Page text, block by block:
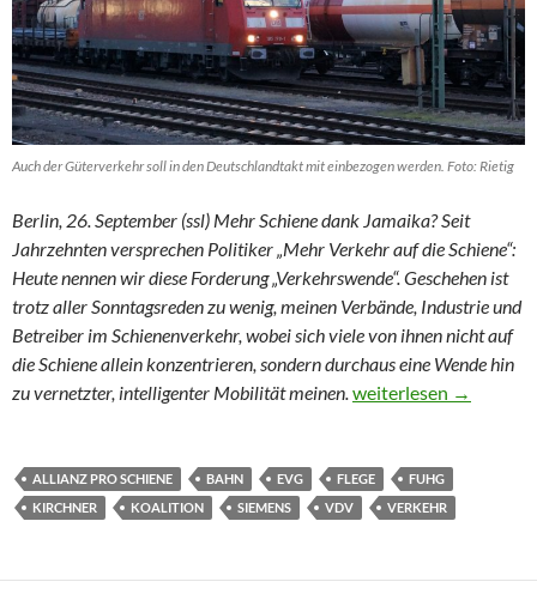
Auch der Güterverkehr soll in den Deutschlandtakt mit einbezogen werden. Foto: Rietig
Berlin, 26. September (ssl) Mehr Schiene dank Jamaika? Seit
Jahrzehnten versprechen Politiker „Mehr Verkehr auf die Schiene“:
Heute nennen wir diese Forderung „Verkehrswende“. Geschehen ist
trotz aller Sonntagsreden zu wenig, meinen Verbände, Industrie und
Betreiber im Schienenverkehr, wobei sich viele von ihnen nicht auf
die Schiene allein konzentrieren, sondern durchaus eine Wende hin
zu vernetzter, intelligenter Mobilität meinen. Multimodal, vernetzt
weiterlesen →
ALLIANZ PRO SCHIENE BAHN EVG FLEGE
FUHG
KIRCHNER
KOALITION SIEMENS VDV VERKEHR